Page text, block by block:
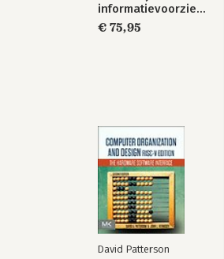
informatievoorziening
€ 75,95
David Patterson